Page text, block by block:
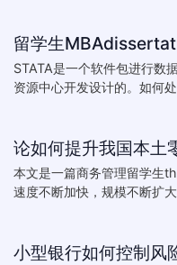
STATA是一个软件包进行数
资源中心开发设计的。如何
本文是一篇商务管理留学生
速度不断加快，规模不断扩